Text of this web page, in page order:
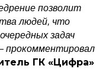
позволит
людей, что
задач
прокомментировал
ГК «Цифра»